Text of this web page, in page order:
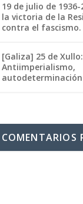
19 de julio de
la victoria de la
contra el fascismo.
[Galiza] 25 de Xullo:
Antiimperialismo,
COMENTARIOS